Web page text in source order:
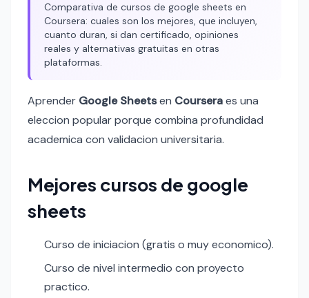
Comparativa de cursos de google sheets en
Coursera: cuales son los mejores, que incluyen,
cuanto duran, si dan certificado, opiniones
reales y alternativas gratuitas en otras
plataformas.
Aprender Google Sheetsen Courseraes una
eleccion popular porque combina profundidad
academica con validacion universitaria.
Mejores cursos de google
sheets
Curso de iniciacion (gratis o muy economico).
Curso de nivel intermedio con proyecto
practico.